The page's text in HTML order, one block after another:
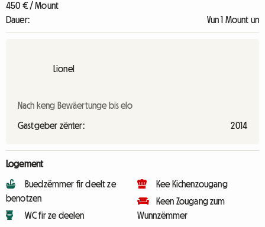
450 € / Mount
Dauer:
Vun 1 Mount un
Lionel
Nach keng Bewäertunge bis elo
Gastgeber zënter: 2014
Logement
Buedzëmmer fir deelt ze
benotzen
WC fir ze deelen
Kee Kichenzougang
Keen Zougang zum
Wunnzëmmer